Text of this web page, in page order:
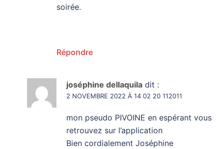
soirée.
Répondre
joséphine dellaquila dit :
2 NOVEMBRE 2022 À 14 02 20 112011
mon pseudo PIVOINE en espérant vous
retrouvez sur l’application
Bien cordialement Joséphine